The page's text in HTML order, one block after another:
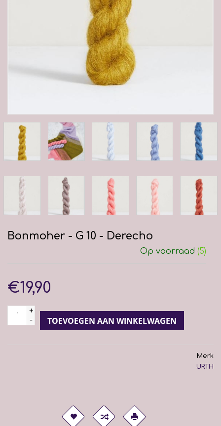
Bonmoher - G 10 - Derecho
Op voorraad (5)
€19,90
+
-
TOEVOEGEN AAN WINKELWAGEN
Merk
URTH